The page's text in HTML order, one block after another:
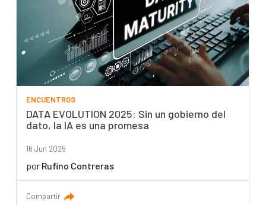
ENCUENTROS
DATA EVOLUTION 2025: Sin un gobierno del
dato, la IA es una promesa
16 Jun 2025
por Rufino Contreras
Compartir